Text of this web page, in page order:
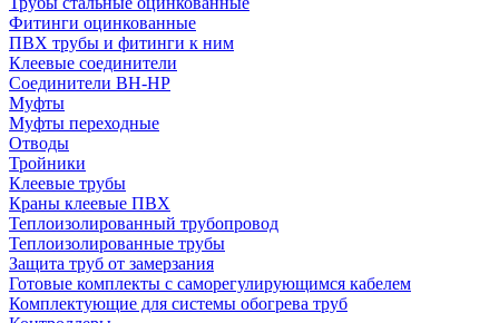
Фитинги оцинкованные
ПВХ трубы и фитинги к ним
Клеевые соединители
Соединители ВН-НР
Муфты
Муфты переходные
Отводы
Тройники
Клеевые трубы
Краны клеевые ПВХ
Теплоизолированный трубопровод
Теплоизолированные трубы
Защита труб от замерзания
Готовые комплекты с саморегулирующимся кабелем
Комплектующие для системы обогрева труб